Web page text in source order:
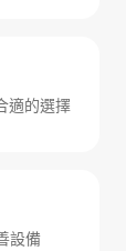
適的選擇
設備